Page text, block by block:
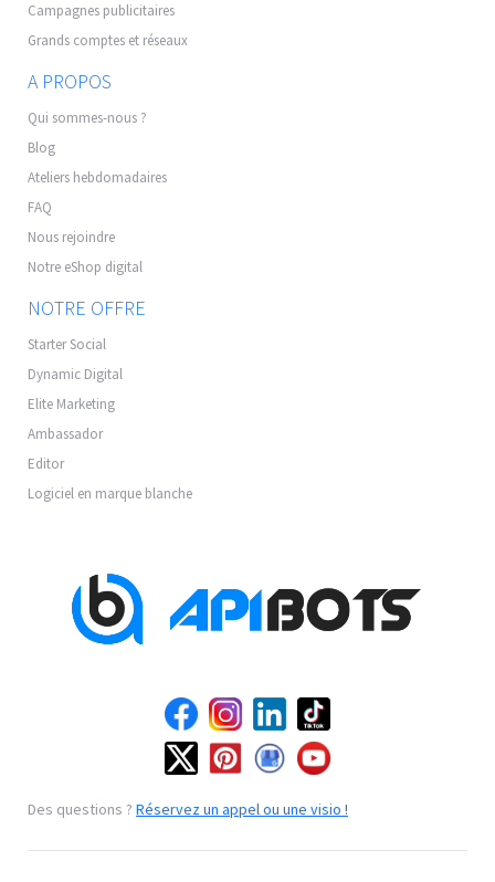
Campagnes publicitaires
Grands comptes et réseaux
A PROPOS
Qui sommes-nous ?
Blog
Ateliers hebdomadaires
FAQ
Nous rejoindre
Notre eShop digital
NOTRE OFFRE
Starter Social
Dynamic Digital
Elite Marketing
Ambassador
Editor
Logiciel en marque blanche
Des questions ? Réservez un appel ou une visio !